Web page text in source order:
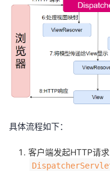
发
Programs
的
具体流程如下：
客户端发起HTTP请